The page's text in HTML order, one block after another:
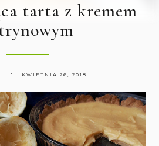
tarta z kremem
KWIETNIA 26, 2018